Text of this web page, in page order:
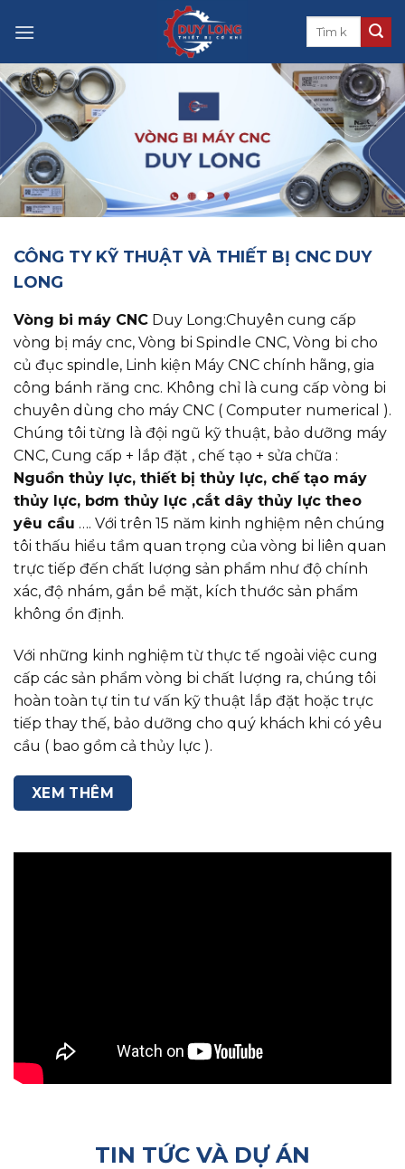
CÔNG TY KỸ THUẬT VÀ THIẾT BỊ CNC DUY
LONG
Vòng bi máy CNC Duy Long:Chuyên cung cấp
vòng bị máy cnc, ​​​​​​​Vòng bi Spindle CNC, Vòng bi cho
củ đục spindle, Linh kiện Máy CNC chính hãng, gia
công bánh răng cnc. Không chỉ là cung cấp vòng bi
chuyên dùng cho máy CNC ( Computer numerical ).
Chúng tôi từng là đội ngũ kỹ thuật, bảo dưỡng máy
CNC, Cung cấp + lắp đặt , chế tạo + sửa chữa :
Nguồn thủy lực, thiết bị thủy lực, chế tạo máy
thủy lực, bơm thủy lực ,cắt dây thủy lực theo
yêu cầu …. Với trên 15 năm kinh nghiệm nên chúng
tôi thấu hiểu tầm quan trọng của vòng bi liên quan
trực tiếp đến chất lượng sản phẩm như độ chính
xác, độ nhám, gắn bề mặt, kích thước sản phẩm
không ổn định.
Với những kinh nghiệm từ thực tế ngoài việc cung
cấp các sản phẩm vòng bi chất lượng ra, chúng tôi
hoàn toàn tự tin tư vấn kỹ thuật lắp đặt hoặc trực
tiếp thay thế, bảo dưỡng cho quý khách khi có yêu
cầu ( bao gồm cả thủy lực ).
XEM THÊM
TIN TỨC VÀ DỰ ÁN